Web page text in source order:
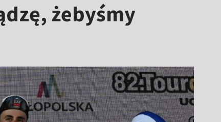
żebyśmy